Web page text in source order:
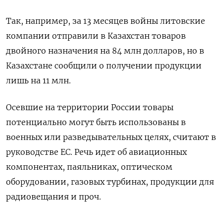
Так, например, за 13 месяцев войны литовские
компании отправили в Казахстан товаров
двойного назначения на 84 млн долларов, но в
Казахстане сообщили о получении продукции
лишь на 11 млн.
Осевшие на территории России товары
потенциально могут быть использованы в
военных или разведывательных целях, считают в
руководстве ЕС. Речь идет об авиационных
компонентах, паяльниках, оптическом
оборудовании, газовых турбинах, продукции для
радиовещания и проч.